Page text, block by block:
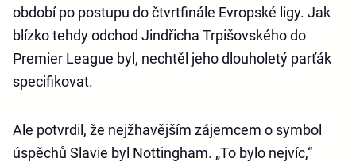
období po postupu do čtvrtfinále Evropské ligy. Jak
blízko tehdy odchod Jindřicha Trpišovského do
Premier League byl, nechtěl jeho dlouholetý parťák
specifikovat.
Ale potvrdil, že nejžhavějším zájemcem o symbol
úspěchů Slavie byl Nottingham. „To bylo nejvíc,“